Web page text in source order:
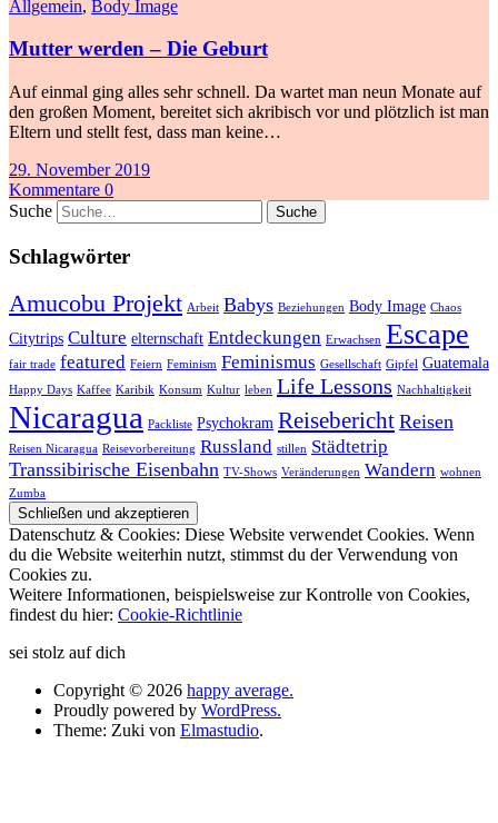
Allgemein, Body Image
Mutter werden – Die Geburt
Auf einmal ging alles sehr schnell. Da wartet man neun Monate auf
den großen Moment, bereitet sich akribisch vor und plötzlich ist man
Eltern und stellt fest, dass man keine…
29. November 2019
Kommentare 0
Suche
Schlagwörter
Amucobu Projekt Arbeit Babys Beziehungen Body Image Chaos
Citytrips Culture elternschaft Entdeckungen Erwachsen Escape
fair trade featured Feiern Feminism Feminismus Gesellschaft Gipfel Guatemala
Happy Days Kaffee Karibik Konsum Kultur leben Life Lessons Nachhaltigkeit
Nicaragua Packliste Psychokram Reisebericht Reisen
Reisen Nicaragua Reisevorbereitung Russland stillen Städtetrip
Transsibirische Eisenbahn TV-Shows Veränderungen Wandern wohnen
Zumba
Datenschutz & Cookies: Diese Website verwendet Cookies. Wenn
du die Website weiterhin nutzt, stimmst du der Verwendung von
Cookies zu.
Weitere Informationen, beispielsweise zur Kontrolle von Cookies,
findest du hier: Cookie-Richtlinie
sei stolz auf dich
Copyright © 2026 happy average.
Proudly powered by WordPress.
Theme: Zuki von Elmastudio.